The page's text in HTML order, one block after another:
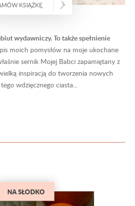
KSIĄŻKĘ
wydawniczy. To także spełnienie
moich pomysłów na moje ukochane
sernik Mojej Babci zapamiętany z
inspiracją do tworzenia nowych
wdzięcznego ciasta...
NA SŁODKO